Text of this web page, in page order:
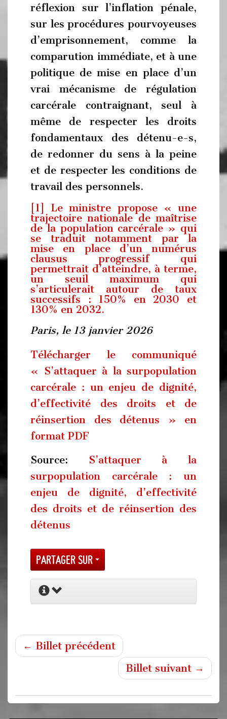
réflexion sur l’inflation pénale,
sur les procédures pourvoyeuses
d’emprisonnement, comme la
comparution immédiate, et à une
politique de mise en place d’un
vrai mécanisme de régulation
carcérale contraignant, seul à
même de respecter les droits
fondamentaux des détenu-e-s,
de redonner du sens à la peine
et de respecter les conditions de
travail des personnels.
[1]
Le ministre propose « une
trajectoire nationale de maîtrise
de la population carcérale » qui
se traduit notamment par la
mise en place d’un numérus
clausus progressif qui
permettrait d’atteindre, à terme,
un seuil maximum qui
s’articulerait autour de taux
successifs : 150% en 2030 et
130% en 2032.
Paris, le 13 janvier 2026
Télécharger le communiqué
« S’attaquer à la surpopulation
carcérale : un enjeu de dignité,
d’effectivité des droits et de
réinsertion des détenus » en
format PDF
Source: S’attaquer à la
surpopulation carcérale : un
enjeu de dignité, d’effectivité
des droits et de réinsertion des
détenus
Partager sur
← Billet précédent
Billet suivant →